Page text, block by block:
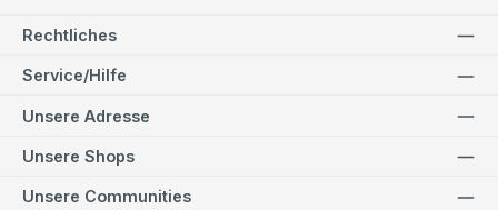
Rechtliches
Service/Hilfe
Unsere Adresse
Unsere Communities
Unsere Shops